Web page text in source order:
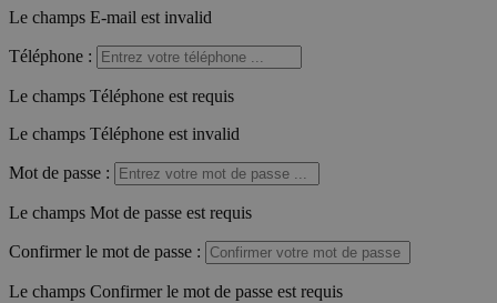
Le champs E-mail est invalid
Téléphone :
Le champs Téléphone est requis
Le champs Téléphone est invalid
Mot de passe :
Le champs Mot de passe est requis
Confirmer le mot de passe :
Le champs Confirmer le mot de passe est requis